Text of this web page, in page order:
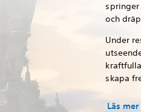
och
Under
skapa
Läs